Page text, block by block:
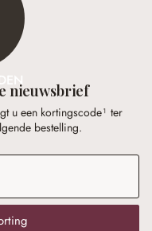
nieuwsbrief
u een kortingscode¹ ter
bestelling.